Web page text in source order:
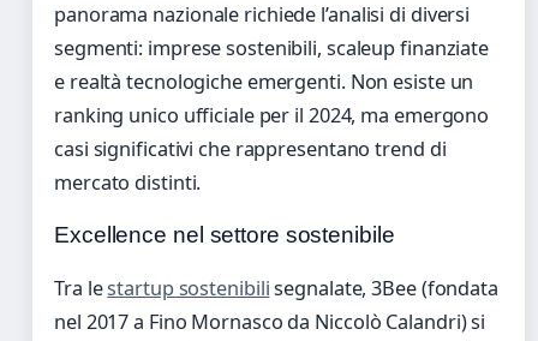
panorama nazionale richiede l’analisi di diversi
segmenti: imprese sostenibili, scaleup finanziate
e realtà tecnologiche emergenti. Non esiste un
ranking unico ufficiale per il 2024, ma emergono
casi significativi che rappresentano trend di
mercato distinti.
Excellence nel settore sostenibile
Tra lestartup sostenibilisegnalate, 3Bee (fondata
nel 2017 a Fino Mornasco da Niccolò Calandri) si